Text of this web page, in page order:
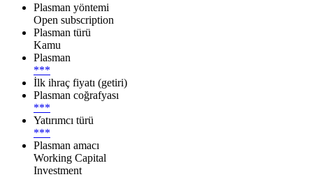
Plasman yöntemi
Open subscription
Plasman türü
Kamu
Plasman
***
İlk ihraç fiyatı (getiri)
Plasman coğrafyası
***
Yatırımcı türü
***
Plasman amacı
Working Capital
Investment